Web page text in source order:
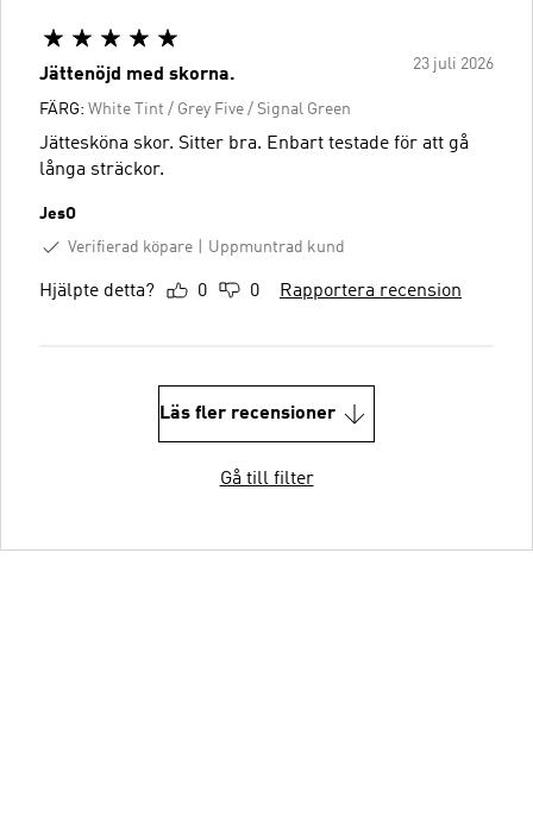
23 juli 2026
Jättenöjd med skorna.
FÄRG: White Tint / Grey Five / Signal Green
Jättesköna skor. Sitter bra. Enbart testade för att gå
långa sträckor.
JesO
Verifierad köpare
Uppmuntrad kund
Hjälpte detta? 0 0 Rapportera recension
Läs fler recensioner
Gå till filter